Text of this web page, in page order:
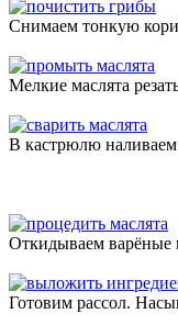
Снимаем тонкую
Мелкие маслята
В кастрюлю
Откидываем варёные
Готовим рассол.